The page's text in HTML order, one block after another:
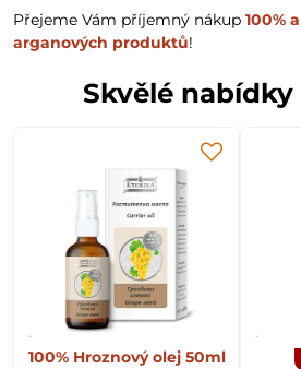
Přejeme Vám příjemný nákup 100%
arganových produktů!
Skvělé nabídky
100% Hroznový olej 50ml